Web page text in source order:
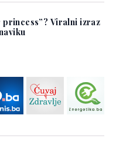
princess”? Viralni izraz